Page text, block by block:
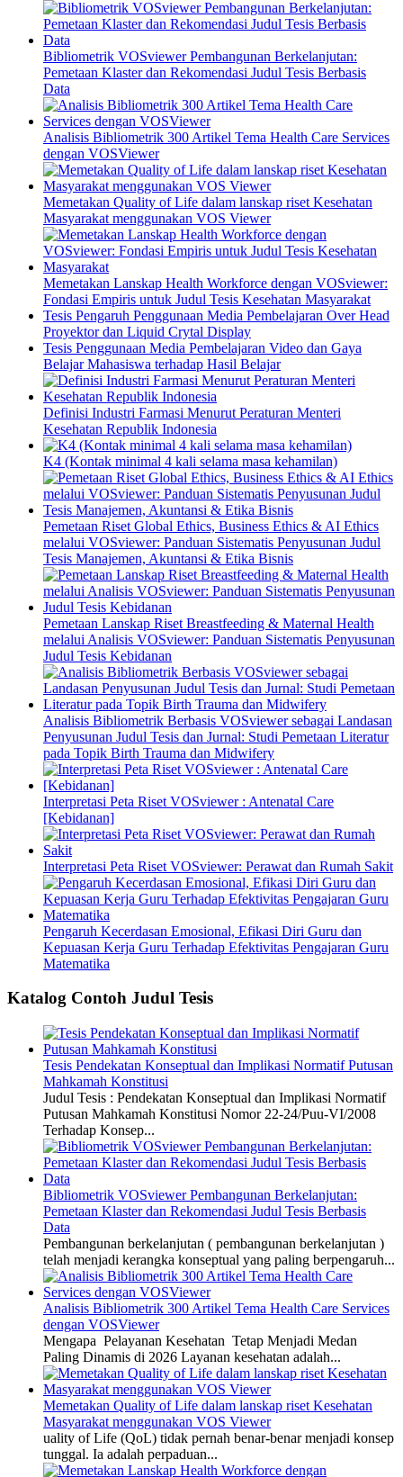
Bibliometrik VOSviewer Pembangunan Berkelanjutan:
Pemetaan Klaster dan Rekomendasi Judul Tesis Berbasis
Data
Analisis Bibliometrik 300 Artikel Tema Health Care Services
dengan VOSViewer
Memetakan Quality of Life dalam lanskap riset Kesehatan
Masyarakat menggunakan VOS Viewer
Memetakan Lanskap Health Workforce dengan VOSviewer:
Fondasi Empiris untuk Judul Tesis Kesehatan Masyarakat
Tesis Pengaruh Penggunaan Media Pembelajaran Over Head
Proyektor dan Liquid Crytal Display
Tesis Penggunaan Media Pembelajaran Video dan Gaya
Belajar Mahasiswa terhadap Hasil Belajar
Definisi Industri Farmasi Menurut Peraturan Menteri
Kesehatan Republik Indonesia
K4 (Kontak minimal 4 kali selama masa kehamilan)
Pemetaan Riset Global Ethics, Business Ethics & AI Ethics
melalui VOSviewer: Panduan Sistematis Penyusunan Judul
Tesis Manajemen, Akuntansi & Etika Bisnis
Pemetaan Lanskap Riset Breastfeeding & Maternal Health
melalui Analisis VOSviewer: Panduan Sistematis Penyusunan
Judul Tesis Kebidanan
Analisis Bibliometrik Berbasis VOSviewer sebagai Landasan
Penyusunan Judul Tesis dan Jurnal: Studi Pemetaan Literatur
pada Topik Birth Trauma dan Midwifery
Interpretasi Peta Riset VOSviewer : Antenatal Care
[Kebidanan]
Interpretasi Peta Riset VOSviewer: Perawat dan Rumah Sakit
Pengaruh Kecerdasan Emosional, Efikasi Diri Guru dan
Kepuasan Kerja Guru Terhadap Efektivitas Pengajaran Guru
Matematika
Katalog Contoh Judul Tesis
Tesis Pendekatan Konseptual dan Implikasi Normatif Putusan
Mahkamah Konstitusi
Judul Tesis : Pendekatan Konseptual dan Implikasi Normatif
Putusan Mahkamah Konstitusi Nomor 22-24/Puu-VI/2008
Terhadap Konsep...
Bibliometrik VOSviewer Pembangunan Berkelanjutan:
Pemetaan Klaster dan Rekomendasi Judul Tesis Berbasis
Data
Pembangunan berkelanjutan ( pembangunan berkelanjutan )
telah menjadi kerangka konseptual yang paling berpengaruh...
Analisis Bibliometrik 300 Artikel Tema Health Care Services
dengan VOSViewer
Mengapa Pelayanan Kesehatan Tetap Menjadi Medan
Paling Dinamis di 2026 Layanan kesehatan adalah...
Memetakan Quality of Life dalam lanskap riset Kesehatan
Masyarakat menggunakan VOS Viewer
uality of Life (QoL) tidak pernah benar-benar menjadi konsep
tunggal. Ia adalah perpaduan...